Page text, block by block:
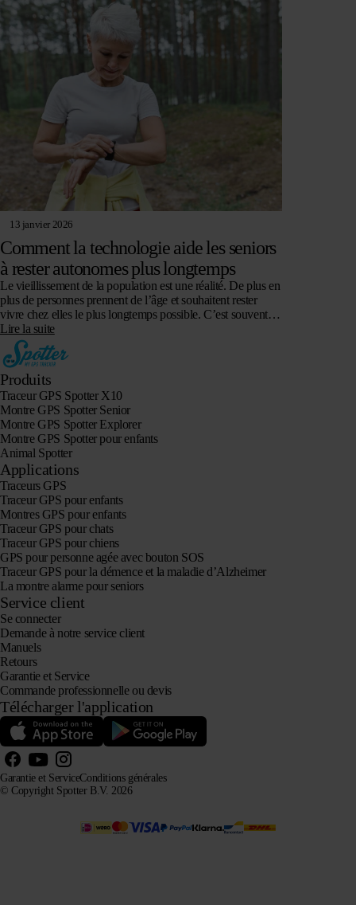
13 janvier 2026
Comment la technologie aide les seniors
à rester autonomes plus longtemps
Le vieillissement de la population est une réalité. De plus en
plus de personnes prennent de l’âge et souhaitent rester
vivre chez elles le plus longtemps possible. C’est souvent
un…
Lire la suite
Produits
Traceur GPS Spotter X10
Montre GPS Spotter Senior
Montre GPS Spotter Explorer
Montre GPS Spotter pour enfants
Animal Spotter
Applications
Traceurs GPS
Traceur GPS pour enfants
Montres GPS pour enfants
Traceur GPS pour chats
Traceur GPS pour chiens
GPS pour personne agée avec bouton SOS
Traceur GPS pour la démence et la maladie d’Alzheimer
La montre alarme pour seniors
Service client
Se connecter
Demande à notre service client
Manuels
Retours
Garantie et Service
Commande professionnelle ou devis
Télécharger l'application
© Copyright Spotter B.V. 2026
Garantie et ServiceConditions générales